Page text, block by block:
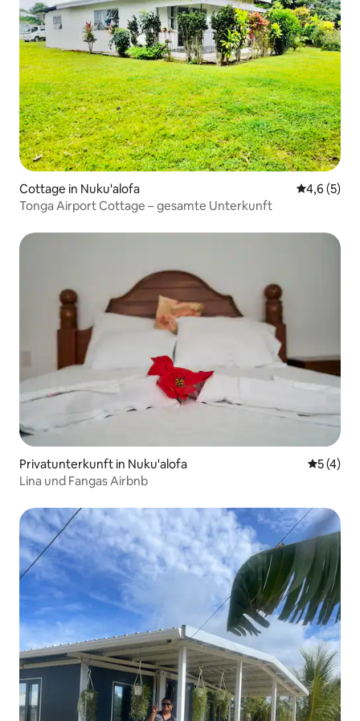
Cottage in Nuku'alofa
4,6 (5)
Tonga Airport Cottage – gesamte Unterkunft
Privatunterkunft in Nuku'alofa
5 (4)
Lina und Fangas Airbnb